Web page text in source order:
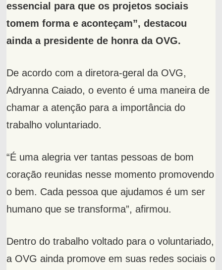
essencial para que os projetos sociais
tomem forma e aconteçam”, destacou
ainda a presidente de honra da OVG.
De acordo com a diretora-geral da OVG,
Adryanna Caiado, o evento é uma maneira de
chamar a atenção para a importância do
trabalho voluntariado.
“É uma alegria ver tantas pessoas de bom
coração reunidas nesse momento promovendo
o bem. Cada pessoa que ajudamos é um ser
humano que se transforma”, afirmou.
Dentro do trabalho voltado para o voluntariado,
a OVG ainda promove em suas redes sociais o